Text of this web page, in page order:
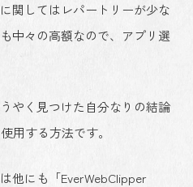
関してはレパートリーが少な
中々の高額なので、アプリ選
やく見つけた自分なりの結論
用する方法です。
他にも「EverWebClipper